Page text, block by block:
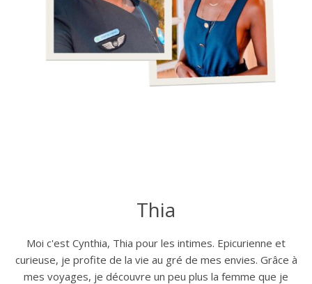
Thia
Moi c'est Cynthia, Thia pour les intimes. Epicurienne et
curieuse, je profite de la vie au gré de mes envies. Grâce à
mes voyages, je découvre un peu plus la femme que je